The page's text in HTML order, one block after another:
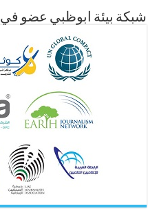
شبكة بيئة ابوظبي عضو في